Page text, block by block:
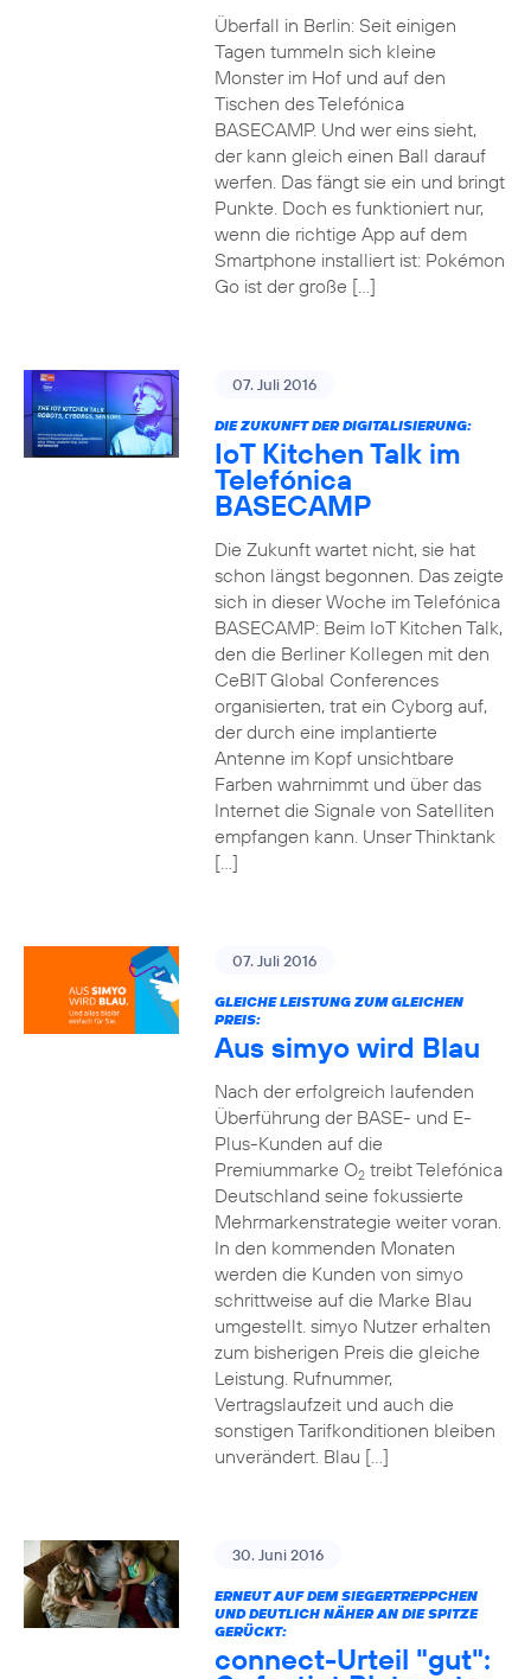
Überfall in Berlin: Seit einigen
Tagen tummeln sich kleine
Monster im Hof und auf den
Tischen des Telefónica
BASECAMP. Und wer eins sieht,
der kann gleich einen Ball darauf
werfen. Das fängt sie ein und bringt
Punkte. Doch es funktioniert nur,
wenn die richtige App auf dem
Smartphone installiert ist: Pokémon
Go ist der große […]
07. Juli 2016
DIE ZUKUNFT DER DIGITALISIERUNG:
IoT Kitchen Talk im
Telefónica
BASECAMP
Die Zukunft wartet nicht, sie hat
schon längst begonnen. Das zeigte
sich in dieser Woche im Telefónica
BASECAMP: Beim IoT Kitchen Talk,
den die Berliner Kollegen mit den
CeBIT Global Conferences
organisierten, trat ein Cyborg auf,
der durch eine implantierte
Antenne im Kopf unsichtbare
Farben wahrnimmt und über das
Internet die Signale von Satelliten
empfangen kann. Unser Thinktank
[…]
07. Juli 2016
GLEICHE LEISTUNG ZUM GLEICHEN
PREIS:
Aus simyo wird Blau
Nach der erfolgreich laufenden
Überführung der BASE- und E-
Plus-Kunden auf die
Premiummarke O2treibt Telefónica
Deutschland seine fokussierte
Mehrmarkenstrategie weiter voran.
In den kommenden Monaten
werden die Kunden von simyo
schrittweise auf die Marke Blau
umgestellt. simyo Nutzer erhalten
zum bisherigen Preis die gleiche
Leistung. Rufnummer,
Vertragslaufzeit und auch die
sonstigen Tarifkonditionen bleiben
unverändert. Blau […]
30. Juni 2016
ERNEUT AUF DEM SIEGERTREPPCHEN
UND DEUTLICH NÄHER AN DIE SPITZE
GERÜCKT:
connect-Urteil "gut":